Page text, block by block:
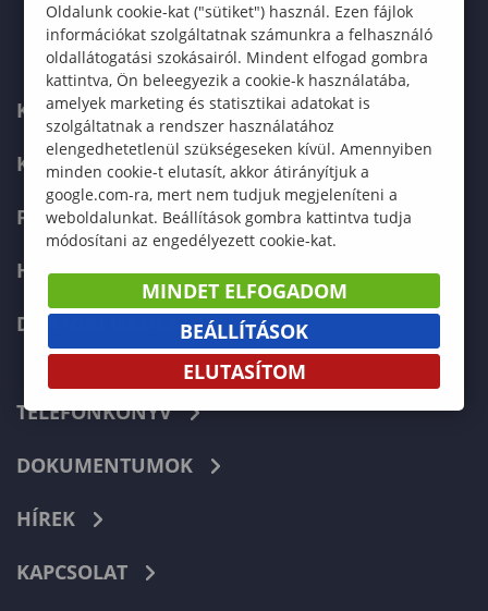
KARUNK
KÉPZÉSEK
FELVÉTELIZŐKNEK
HALLGATÓKNAK
DOKTORI ISKOLA
TELEFONKÖNYV
DOKUMENTUMOK
HÍREK
KAPCSOLAT
Oldalunk cookie-kat ("sütiket") használ. Ezen fájlok
információkat szolgáltatnak számunkra a felhasználó
oldallátogatási szokásairól. Mindent elfogad gombra
kattintva, Ön beleegyezik a cookie-k használatába,
amelyek marketing és statisztikai adatokat is
szolgáltatnak a rendszer használatához
elengedhetetlenül szükségeseken kívül. Amennyiben
minden cookie-t elutasít, akkor átirányítjuk a
google.com-ra, mert nem tudjuk megjeleníteni a
weboldalunkat. Beállítások gombra kattintva tudja
módosítani az engedélyezett cookie-kat.
MINDET ELFOGADOM
BEÁLLÍTÁSOK
ELUTASÍTOM